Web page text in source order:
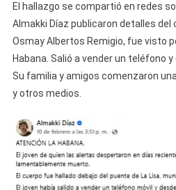
El hallazgo se compartió en redes
Almakki Díaz publicaron detalles del
Osmay Albertos Remigio, fue visto
Habana. Salió a vender un teléfono
Su familia y amigos comenzaron
y otros medios.